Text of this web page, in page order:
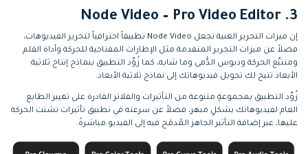
3. Node Video – Pro Video Editor
إن ميزات التحرير الغنية تجعل Node Video تطبيقاً احترافياً لتحرير الفيديوهات،
فضلاً عن ميزات التحرير المتقدمة مثل الإطارات المفتاحية للحركة وأداة القلم
ومتتبِّع الحركة ودبوس الدُّمى وما شابه، كما زُوِّد التطبيق بنماذج إنتاج ثلاثية
الأبعاد تتيح لك تحويل فيديوهاتك إلى نماذج ثلاثية الأبعاد.
زُوِّد التطبيق بمجموعةٍ متنوعة من التأثيرات والفلاتر القادرة على تغيير الطابع
العام لفيديوهاتك بشكلٍ مبهر، فضلاً عن سرعته في تطبيق تأثيرات تشتت الحركة
عليها، عبر إضافة التأثير الجاهز المُدمَج فيه إلى الفيديو مباشرةً.